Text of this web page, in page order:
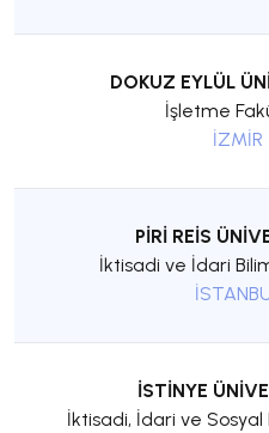
DOKUZ EYLÜL
İşletme
İZMİR
PİRİ REİS
İktisadi ve İdari
İSTİNYE
İktisadi, İdari ve Sosyal